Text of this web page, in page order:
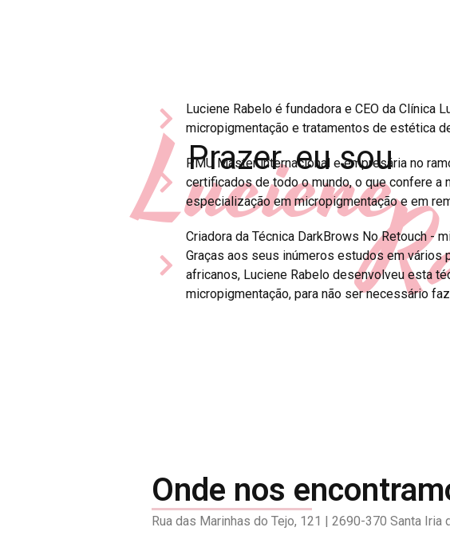
Prazer, eu sou
Luciene
Luciene Rabelo é fundadora e CEO da Clínica
micropigmentação e tratamentos de estética
PMU Master internacional e empresária no
certificados de todo o mundo, o que confere a
especialização em micropigmentação e em
Criadora da Técnica DarkBrows No Retouch -
Graças aos seus inúmeros estudos em vários
africanos, Luciene Rabelo desenvolveu esta
micropigmentação, para não ser necessário
Onde nos
Rua das Marinhas do Tejo, 121 | 2690-370 Santa Iria